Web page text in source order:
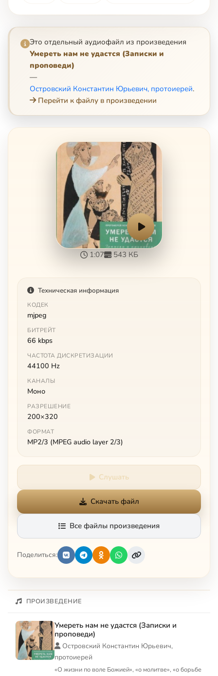
Это отдельный аудиофайл из произведения
Умереть нам не удастся (Записки и
проповеди)
—
Островский Константин Юрьевич, протоиерей.
Перейти к файлу в произведении
1:07 543 КБ
Техническая информация
КОДЕК
mjpeg
БИТРЕЙТ
66 kbps
ЧАСТОТА ДИСКРЕТИЗАЦИИ
44100 Hz
КАНАЛЫ
Моно
РАЗРЕШЕНИЕ
200×320
ФОРМАТ
MP2/3 (MPEG audio layer 2/3)
Слушать
Скачать файл
Все файлы произведения
Поделиться:
ПРОИЗВЕДЕНИЕ
Умереть нам не удастся (Записки и
проповеди)
Островский Константин Юрьевич,
протоиерей
«О жизни по воле Божией», «о молитве», «о борьбе